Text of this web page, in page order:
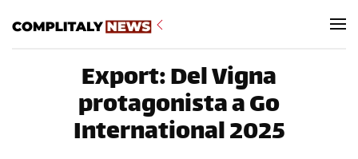
Export: Del Vigna
protagonista a Go
International 2025